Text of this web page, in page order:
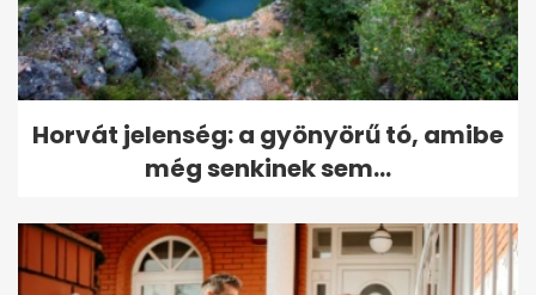
Horvát jelenség: a gyönyörű tó, amibe
még senkinek sem...